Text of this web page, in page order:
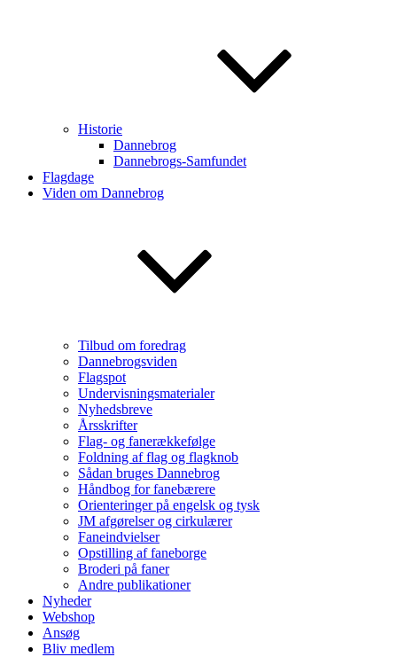
Historie
Dannebrog
Dannebrogs-Samfundet
Flagdage
Viden om Dannebrog
Tilbud om foredrag
Dannebrogsviden
Flagspot
Undervisningsmaterialer
Nyhedsbreve
Årsskrifter
Flag- og fanerækkefølge
Foldning af flag og flagknob
Sådan bruges Dannebrog
Håndbog for fanebærere
Orienteringer på engelsk og tysk
JM afgørelser og cirkulærer
Faneindvielser
Opstilling af faneborge
Broderi på faner
Andre publikationer
Nyheder
Webshop
Ansøg
Bliv medlem